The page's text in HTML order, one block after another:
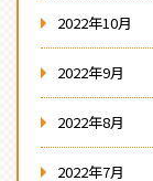
2022年10月
2022年9月
2022年8月
2022年7月